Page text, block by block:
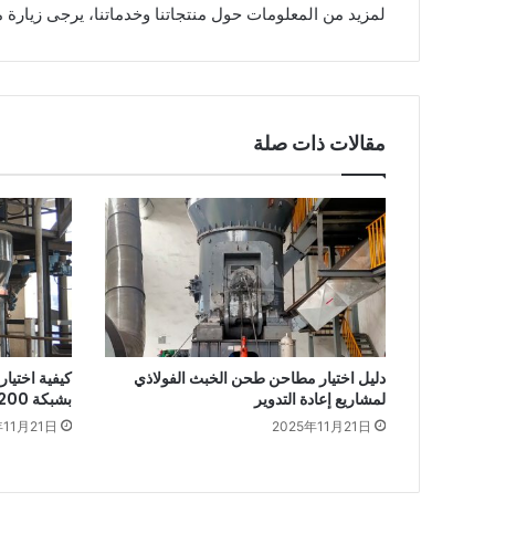
لمزيد من المعلومات حول منتجاتنا وخدماتنا، يرجى زيارة
مقالات ذات صلة
دليل اختيار مطاحن طحن الخبث الفولاذي
لمشاريع إعادة التدوير
2025年11月21日
كيفية
بشبكة 200 مش
月21日